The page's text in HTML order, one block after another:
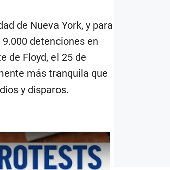
de Nueva York, y para
detenciones en
de Floyd, el 25 de
más tranquila que
y disparos.